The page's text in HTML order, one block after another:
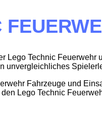
Lego Technic
unvergleichliches
Fahrzeuge und
Lego Technic